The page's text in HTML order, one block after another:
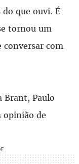
que ouvi. É
tornou um
conversar com
Brant, Paulo
opinião de